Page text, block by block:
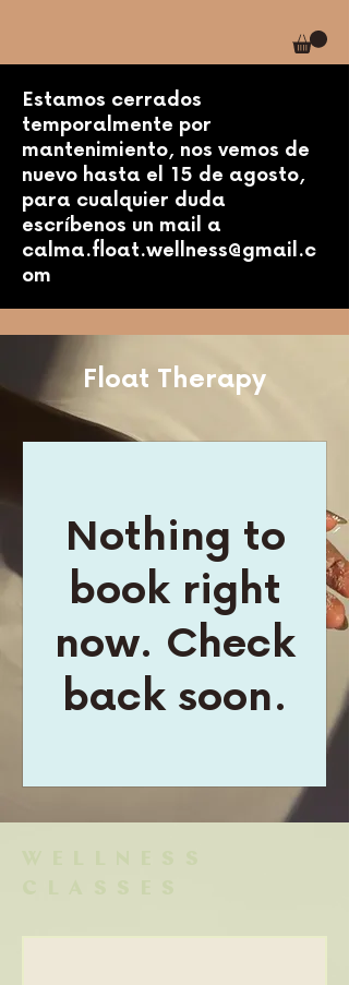
Estamos cerrados
temporalmente por
mantenimiento, nos vemos de
nuevo hasta el 15 de agosto,
para cualquier duda
escríbenos un mail a
calma.float.wellness@gmail.c
om
Float Therapy
Nothing to
book right
now. Check
back soon.